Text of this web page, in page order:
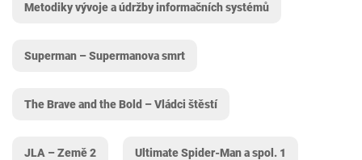
Metodiky vývoje a údržby informačních systémů
Superman – Supermanova smrt
The Brave and the Bold – Vládci štěstí
JLA – Země 2 Ultimate Spider-Man a spol. 1